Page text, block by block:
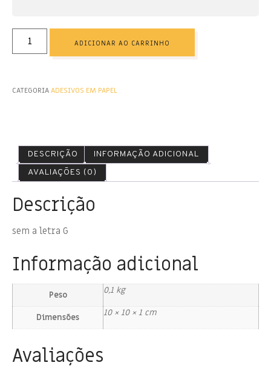
ADICIONAR AO CARRINHO
CATEGORIAADESIVOS EM PAPEL
DESCRIÇÃO
INFORMAÇÃO ADICIONAL
AVALIAÇÕES (0)
Descrição
sem a letra G
Informação adicional
Peso 0,1 kg
Dimensões 10 × 10 × 1 cm
Avaliações